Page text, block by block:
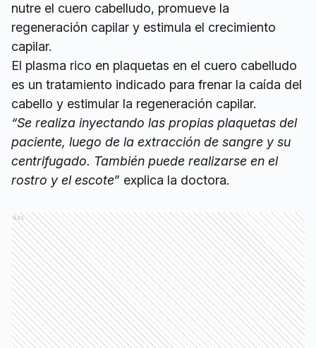
nutre el cuero cabelludo, promueve la
regeneración capilar y estimula el crecimiento
capilar.
El plasma rico en plaquetas en el cuero cabelludo
es un tratamiento indicado para frenar la caída del
cabello y estimular la regeneración capilar.
“Se realiza inyectando las propias plaquetas del
paciente, luego de la extracción de sangre y su
centrifugado. También puede realizarse en el
rostro y el escote” explica la doctora.
Ads